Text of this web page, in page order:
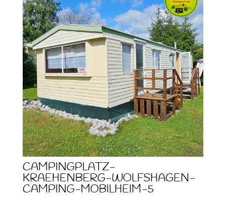
CAMPINGPLATZ-
KRAEHENBERG-WOLFSHAGEN-
CAMPING-MOBILHEIM-5